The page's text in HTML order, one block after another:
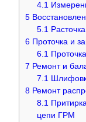
4.1
5
5.1
6 Проточка и
6.1
7 Ремонт и
7.1
8 Ремонт
8.1
цепи ГРМ